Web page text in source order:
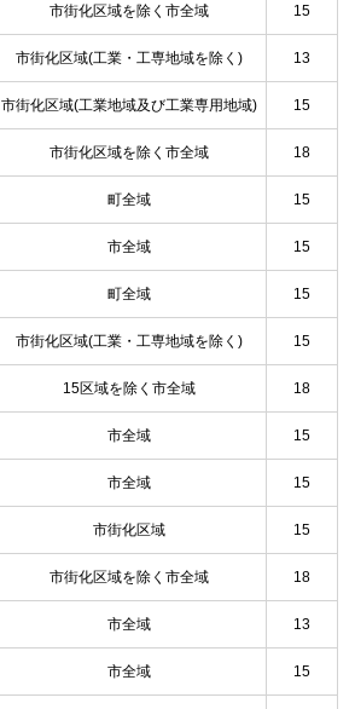
市街化区域を除く市全域 15
市街化区域(工業・工専地域を除く) 13
市街化区域(工業地域及び工業専用地域) 15
市街化区域を除く市全域 18
町全域 15
市全域 15
町全域 15
市街化区域(工業・工専地域を除く) 15
15区域を除く市全域 18
市全域 15
市全域 15
市街化区域 15
市街化区域を除く市全域 18
市全域 13
市全域 15